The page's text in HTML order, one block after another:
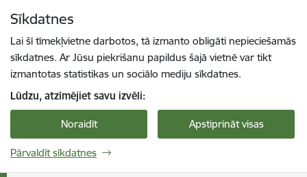
Sīkdatnes
Lai šī tīmekļvietne darbotos, tā izmanto obligāti nepieciešamās
sīkdatnes. Ar Jūsu piekrišanu papildus šajā vietnē var tikt
izmantotas statistikas un sociālo mediju sīkdatnes.
Lūdzu, atzīmējiet savu izvēli:
Noraidīt Apstiprināt visas
Pārvaldīt sīkdatnes